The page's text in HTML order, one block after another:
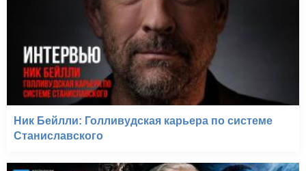
Ник Бейлли: Голливудская карьера по системе
Станиславского